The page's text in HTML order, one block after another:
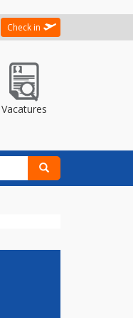
Check in
Vacatures